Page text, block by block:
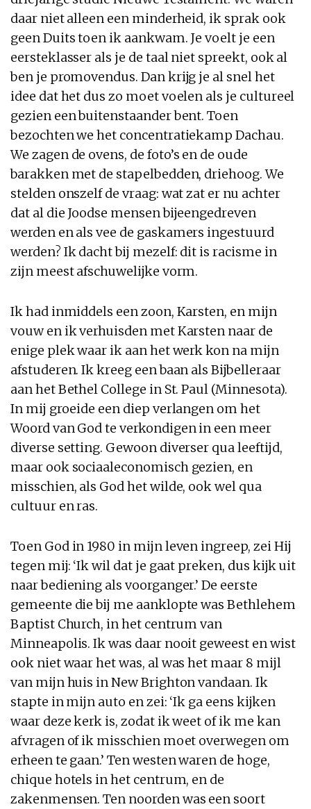
daar niet alleen een minderheid, ik sprak ook
geen Duits toen ik aankwam. Je voelt je een
eersteklasser als je de taal niet spreekt, ook al
ben je promovendus. Dan krijg je al snel het
idee dat het dus zo moet voelen als je cultureel
gezien een buitenstaander bent. Toen
bezochten we het concentratiekamp Dachau.
We zagen de ovens, de foto’s en de oude
barakken met de stapelbedden, driehoog. We
stelden onszelf de vraag: wat zat er nu achter
dat al die Joodse mensen bijeengedreven
werden en als vee de gaskamers ingestuurd
werden? Ik dacht bij mezelf: dit is racisme in
zijn meest afschuwelijke vorm.
Ik had inmiddels een zoon, Karsten, en mijn
vouw en ik verhuisden met Karsten naar de
enige plek waar ik aan het werk kon na mijn
afstuderen. Ik kreeg een baan als Bijbelleraar
aan het Bethel College in St. Paul (Minnesota).
In mij groeide een diep verlangen om het
Woord van God te verkondigen in een meer
diverse setting. Gewoon diverser qua leeftijd,
maar ook sociaaleconomisch gezien, en
misschien, als God het wilde, ook wel qua
cultuur en ras.
Toen God in 1980 in mijn leven ingreep, zei Hij
tegen mij: ‘Ik wil dat je gaat preken, dus kijk uit
naar bediening als voorganger.’ De eerste
gemeente die bij me aanklopte was Bethlehem
Baptist Church, in het centrum van
Minneapolis. Ik was daar nooit geweest en wist
ook niet waar het was, al was het maar 8 mijl
van mijn huis in New Brighton vandaan. Ik
stapte in mijn auto en zei: ‘Ik ga eens kijken
waar deze kerk is, zodat ik weet of ik me kan
afvragen of ik misschien moet overwegen om
erheen te gaan.’ Ten westen waren de hoge,
chique hotels in het centrum, en de
zakenmensen. Ten noorden was een soort